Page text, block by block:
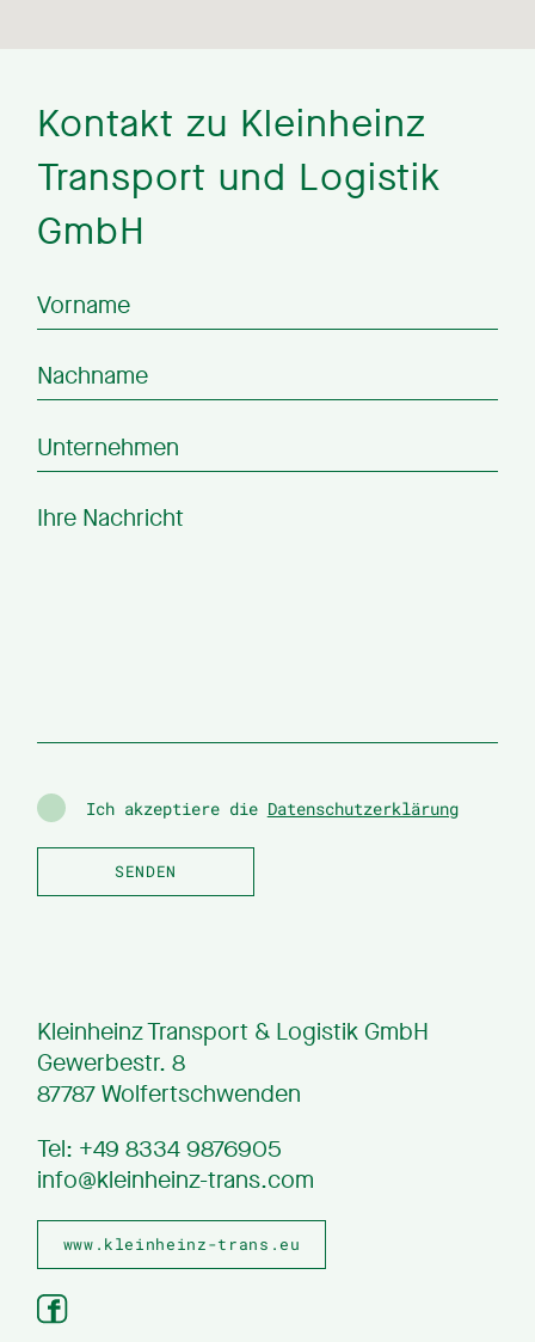
Kontakt zu Kleinheinz
Transport und Logistik
GmbH
Ich akzeptiere die Datenschutzerklärung
Kleinheinz Transport & Logistik GmbH
Gewerbestr. 8
87787 Wolfertschwenden
Tel: +49 8334 9876905
info@kleinheinz-trans.com
www.kleinheinz-trans.eu